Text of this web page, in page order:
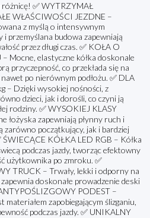
✅ WYTRZYMAŁ
WŁAŚCIWOŚCI JEZDNE –
z myślą o intensywnym
i przemyślana budowa zapewniają
przez długi czas. ✅ KOŁA O
Mocne, elastyczne kółka doskonale
przyczepność, co przekłada się na
po nierównym podłożu. ✅ DLA
Dzięki wysokiej nośności, z
dzieci, jak i dorośli, co czyni ją
rodziny. ✅ WYSOKIEJ KLASY
łożyska zapewniają płynny ruch i
zarówno początkujący, jak i bardziej
KÓŁKA LED RGB – Kółka
podczas jazdy, tworząc efektowny
użytkownika po zmroku. ✅
TRUCK – Trwały, lekki i odporny na
doskonałe prowadzenie deski
PODEST –
zapobiegającym ślizganiu,
podczas jazdy. ✅ UNIKALNY